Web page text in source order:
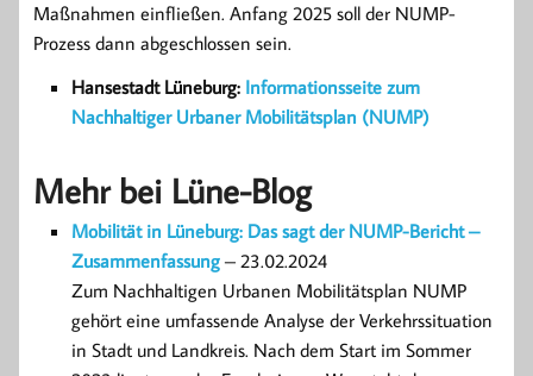
Maßnahmen einfließen. Anfang 2025 soll der NUMP-
Prozess dann abgeschlossen sein.
Hansestadt Lüneburg: Informationsseite zum
Nachhaltiger Urbaner Mobilitätsplan (NUMP)
Mehr bei Lüne-Blog
Mobilität in Lüneburg: Das sagt der NUMP-Bericht –
Zusammenfassung – 23.02.2024
Zum Nachhaltigen Urbanen Mobilitätsplan NUMP
gehört eine umfassende Analyse der Verkehrssituation
in Stadt und Landkreis. Nach dem Start im Sommer